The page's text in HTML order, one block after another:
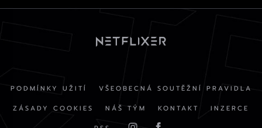
PODMÍNKY UŽITÍ
VŠEOBECNÁ SOUTĚŽNÍ PRAVIDLA
ZÁSADY COOKIES
NÁŠ TÝM KONTAKT
INZERCE